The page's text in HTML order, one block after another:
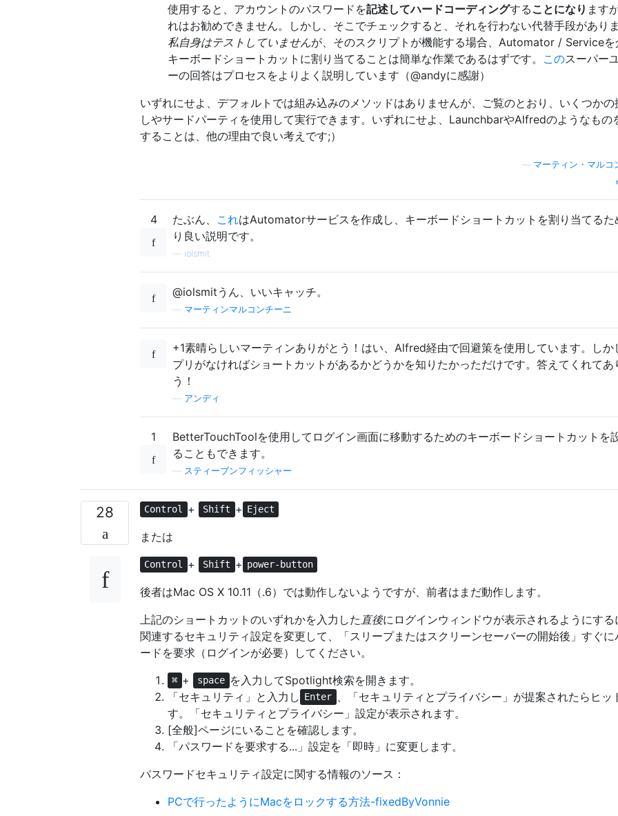
使用すると、アカウントのパスワードを記述してハードコーディングする ことになり ます
れはお勧めできません。しかし、そこでチェックすると、それを行わない代替手段がありま
私自身はテストしていませんが、そのスクリプトが機能する場合、Automator / Serviceを
キーボードショートカットに割り当てることは簡単な作業であるはずです。 このスーパー
ーの回答はプロセスをよりよく説明しています（@andyに感謝）
いずれにせよ、デフォルトでは組み込みのメソッドはありませんが、ご覧のとおり、いくつかの
しやサードパーティを使用して実行できます。いずれにせよ、LaunchbarやAlfredのようなもの
することは、他の理由で良い考えです;）
マーティン・マルコ
4 たぶん、 これはAutomatorサービスを作成し、キーボードショートカットを割り当てるた
り良い説明です。
iolsmit
@iolsmitうん、いいキャッチ。
マーティンマルコンチーニ
+1素晴らしいマーティンありがとう！はい、Alfred経由で回避策を使用しています。しか
プリがなければショートカットがあるかどうかを知りたかっただけです。答えてくれてあ
う！
アンディ
1
BetterTouchToolを使用してログイン画面に移動するためのキーボードショートカットを
ることもできます。
スティーブンフィッシャー
28 Control + Shift + Eject
または
Control + Shift + power-button
後者はMac OS X 10.11（.6）では動作しないようですが、前者はまだ動作します。
上記のショートカットのいずれかを入力した 直後にログインウィンドウが表示されるようにする
関連するセキュリティ設定を変更して、「スリープまたはスクリーンセーバーの開始後」すぐに
ードを要求（ログインが必要）してください。
⌘ + space を入力してSpotlight検索を開きます。
「セキュリティ」と入力し Enter
、「セキュリティとプライバシー」が提案されたらヒッ
す。「セキュリティとプライバシー」設定が表示されます。
[全般]ページにいることを確認します。
「パスワードを要求する...」設定を「即時」に変更します。
パスワードセキュリティ設定に関する情報のソース：
PCで行ったようにMacをロックする方法-fixedByVonnie